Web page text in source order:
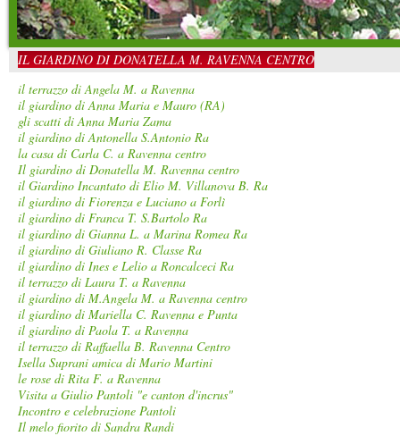
IL GIARDINO DI DONATELLA M. RAVENNA CENTRO
il terrazzo di Angela M. a Ravenna
il giardino di Anna Maria e Mauro (RA)
gli scatti di Anna Maria Zama
il giardino di Antonella S.Antonio Ra
la casa di Carla C. a Ravenna centro
Il giardino di Donatella M. Ravenna centro
il Giardino Incantato di Elio M. Villanova B. Ra
il giardino di Fiorenza e Luciano a Forlì
il giardino di Franca T. S.Bartolo Ra
il giardino di Gianna L. a Marina Romea Ra
il giardino di Giuliano R. Classe Ra
il giardino di Ines e Lelio a Roncalceci Ra
il terrazzo di Laura T. a Ravenna
il giardino di M.Angela M. a Ravenna centro
il giardino di Mariella C. Ravenna e Punta
il giardino di Paola T. a Ravenna
il terrazzo di Raffaella B. Ravenna Centro
Isella Suprani amica di Mario Martini
le rose di Rita F. a Ravenna
Visita a Giulio Pantoli "e canton d'incrus"
Incontro e celebrazione Pantoli
Il melo fiorito di Sandra Randi